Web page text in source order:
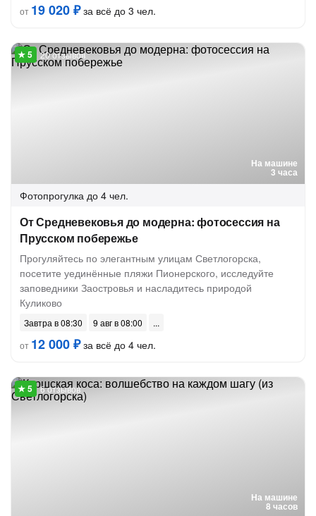
от 19 020 ₽за всё до 3 чел.
На машине
3 часа
20 отзывов
Фотопрогулка до 4 чел.
От Средневековья до модерна: фотосессия на
Прусском побережье
Прогуляйтесь по элегантным улицам Светлогорска,
посетите уединённые пляжи Пионерского, исследуйте
заповедники Заостровья и насладитесь природой
Куликово
Завтра в 08:30
9 авг в 08:00
от 12 000 ₽за всё до 4 чел.
На машине
8 часов
6 отзывов